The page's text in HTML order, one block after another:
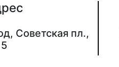
Советская пл.,
5